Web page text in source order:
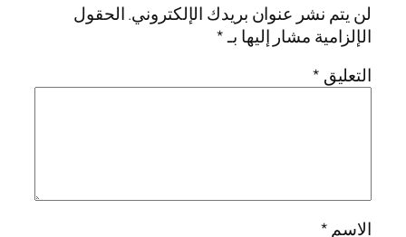
لن يتم نشر عنوان بريدك الإلكتروني.الحقول
الإلزامية مشار إليها بـ*
التعليق *
الاسم*